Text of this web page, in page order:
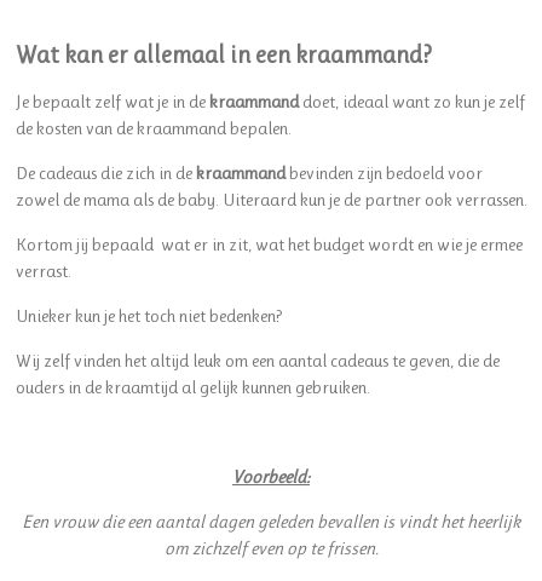
Wat kan er allemaal in een kraammand?
Je bepaalt zelf wat je in dekraammanddoet, ideaal want zo kun je zelf
de kosten van de kraammand bepalen.
De cadeaus die zich in dekraammandbevinden zijn bedoeld voor
zowel de mama als de baby. Uiteraard kun je de partner ook verrassen.
Kortom jij bepaald wat er in zit, wat het budget wordt en wie je ermee
verrast.
Unieker kun je het toch niet bedenken?
Wij zelf vinden het altijd leuk om een aantal cadeaus te geven, die de
ouders in de kraamtijd al gelijk kunnen gebruiken.
Voorbeeld:
Een vrouw die een aantal dagen geleden bevallen is vindt het heerlijk
om zichzelf even op te frissen.